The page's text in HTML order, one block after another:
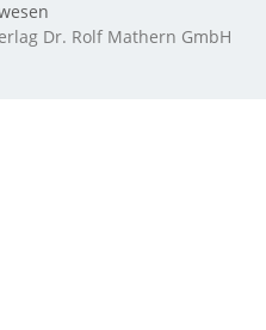
Dr. Rolf Mathern GmbH